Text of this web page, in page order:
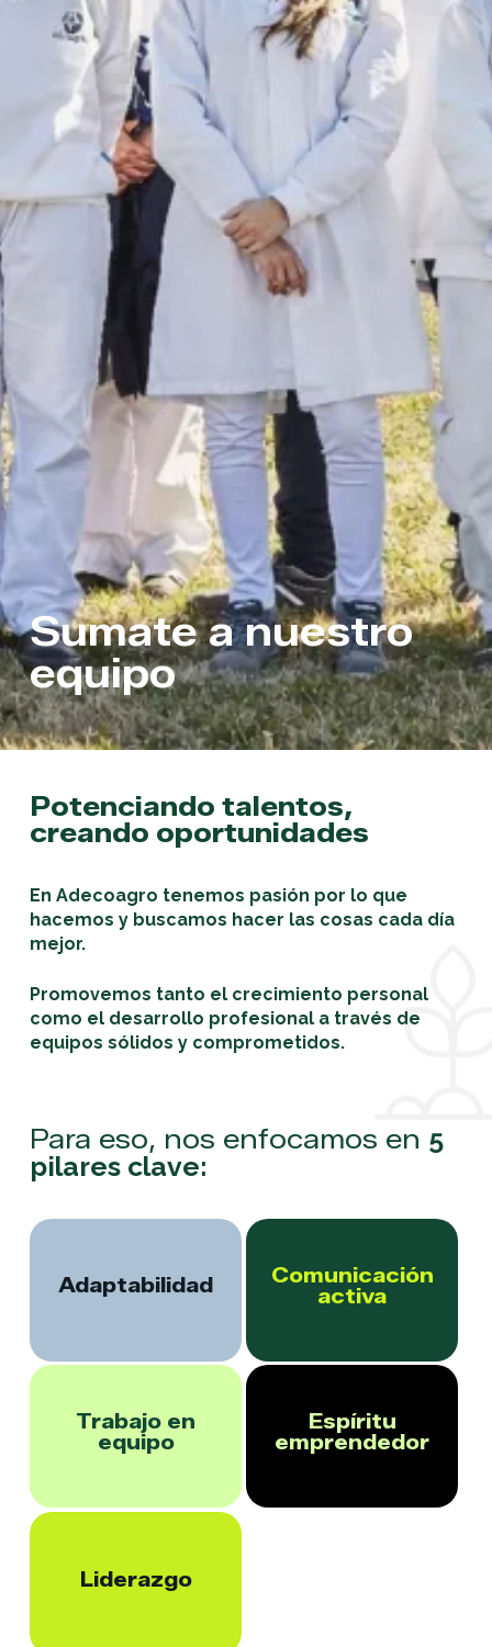
Sumate a nuestro
equipo
Potenciando talentos,
creando oportunidades
En Adecoagro tenemos pasión por lo que
hacemos y buscamos hacer las cosas cada día
mejor.
Promovemos tanto el crecimiento personal
como el desarrollo profesional a través de
equipos sólidos y comprometidos.
Para eso, nos enfocamos en 5
pilares clave:
Adaptabilidad Comunicación
activa
Trabajo en
equipo
Espíritu
emprendedor
Liderazgo